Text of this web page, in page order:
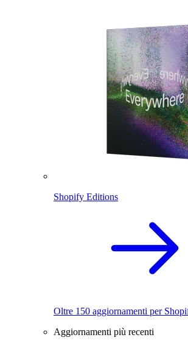
Shopify Editions
Oltre 150 aggiornamenti per
Aggiornamenti più recenti